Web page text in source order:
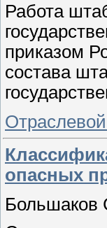
Работа
приказом
состава
опасных
Большаков